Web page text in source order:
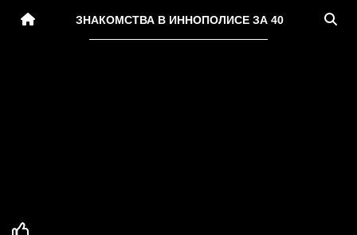
ЗНАКОМСТВА В ИННОПОЛИСЕ ЗА 40